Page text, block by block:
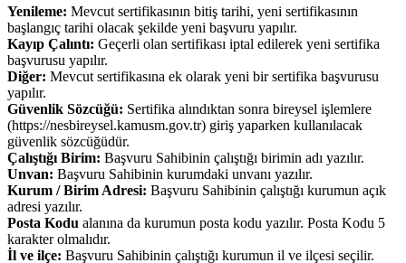
Yenileme: Mevcut sertifikasının bitiş tarihi, yeni sertifikasının
başlangıç tarihi olacak şekilde yeni başvuru yapılır.
Kayıp Çalıntı: Geçerli olan sertifikası iptal edilerek yeni sertifika
başvurusu yapılır.
Diğer: Mevcut sertifikasına ek olarak yeni bir sertifika başvurusu
yapılır.
Güvenlik Sözcüğü: Sertifika alındıktan sonra bireysel işlemlere
(https://nesbireysel.kamusm.gov.tr) giriş yaparken kullanılacak
güvenlik sözcüğüdür.
Çalıştığı Birim: Başvuru Sahibinin çalıştığı birimin adı yazılır.
Unvan: Başvuru Sahibinin kurumdaki unvanı yazılır.
Kurum / Birim Adresi: Başvuru Sahibinin çalıştığı kurumun açık
adresi yazılır.
Posta Kodu alanına da kurumun posta kodu yazılır. Posta Kodu 5
karakter olmalıdır.
İl ve ilçe: Başvuru Sahibinin çalıştığı kurumun il ve ilçesi seçilir.